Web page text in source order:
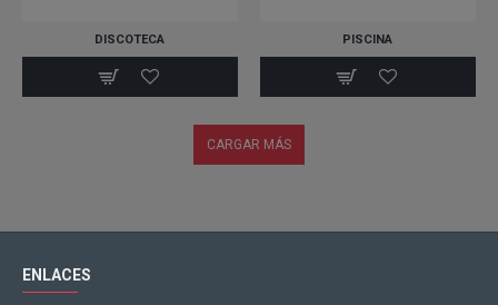
DISCOTECA PISCINA
CARGAR MÁS
ENLACES